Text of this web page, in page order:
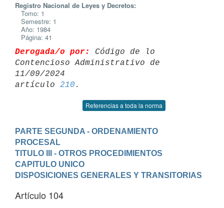
Registro Nacional de Leyes y Decretos:
Tomo: 1
Semestre: 1
Año: 1984
Página: 41
Derogada/o por:
Código de lo
Contencioso Administrativo de
11/09/2024
artículo 210
Referencias a toda la norma
PARTE SEGUNDA - ORDENAMIENTO
PROCESAL
TITULO III - OTROS PROCEDIMIENTOS
CAPITULO UNICO
DISPOSICIONES GENERALES Y TRANSITORIAS
Artículo 104